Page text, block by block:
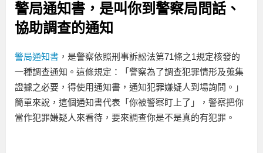
警局通知書，是叫你到警察局問話、
協助調查的通知
警局通知書 ，是警察依照刑事訴訟法第71條之1規定核發的
一種調查通知。這條規定：「警察為了調查犯罪情形及蒐集
證據之必要，得使用通知書，通知犯罪嫌疑人到場詢問。」
簡單來說，這個通知書代表「你被警察盯上了」，警察把你
當作犯罪嫌疑人來看待，要來調查你是不是真的有犯罪。